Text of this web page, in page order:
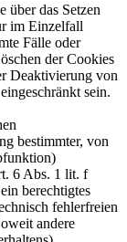
über das Setzen
im Einzelfall
Fälle oder
der Cookies
Deaktivierung von
sein.
bestimmter, von
6 Abs. 1 lit. f
berechtigtes
fehlerfreien
andere